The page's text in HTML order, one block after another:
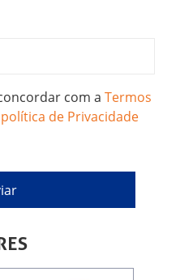
com aTermos
política de Privacidade